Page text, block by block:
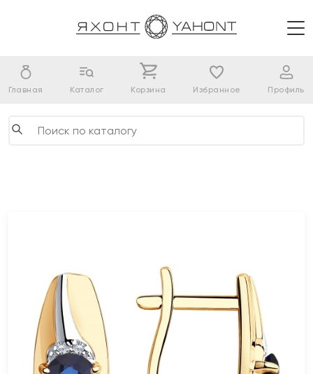
Главная Каталог Корзина Избранное Профиль